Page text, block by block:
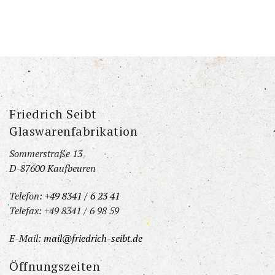
Friedrich Seibt
Glaswarenfabrikation
Sommerstraße 13
D-87600 Kaufbeuren
Telefon: +49 8341 / 6 23 41
Telefax: +49 8341 / 6 98 59
E-Mail:mail@friedrich-seibt.de
Öffnungszeiten